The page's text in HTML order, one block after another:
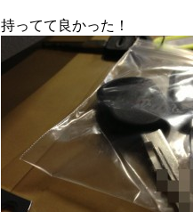
持ってて良かった！